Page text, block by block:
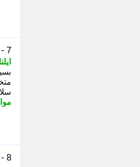
7 -
ایلنا
8 -